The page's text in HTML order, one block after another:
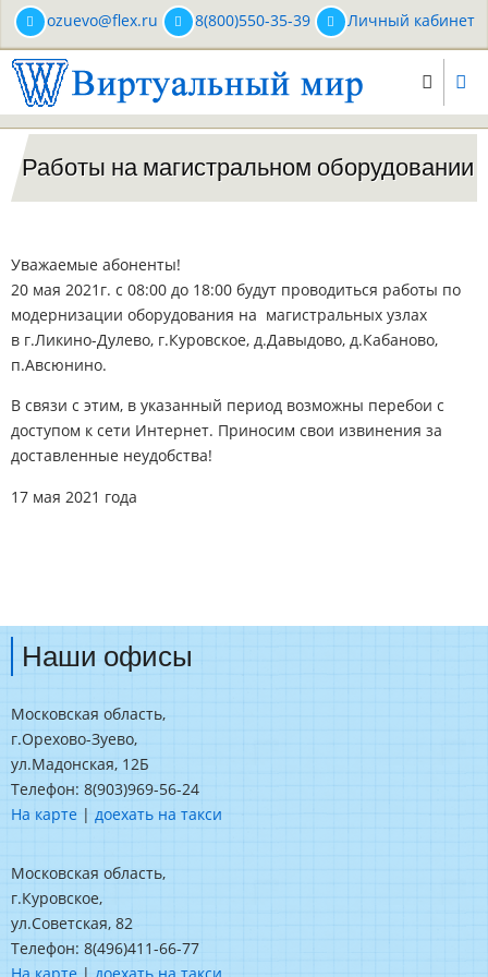
Перейти
основному
содержанию
ozuevo@flex.ru 8(800)550-35-39 Личный кабинет
Работы на магистральном оборудовании
Уважаемые абоненты!
20 мая 2021г. с 08:00 до 18:00 будут проводиться работы по
модернизации оборудования на магистральных узлах
в г.Ликино-Дулево, г.Куровское, д.Давыдово, д.Кабаново,
п.Авсюнино.
В связи с этим, в указанный период возможны перебои с
доступом к сети Интернет. Приносим свои извинения за
доставленные неудобства!
17 мая 2021 года
Наши офисы
Московская область,
г.Орехово-Зуево,
ул.Мадонская, 12Б
Телефон: 8(903)969-56-24
На карте | доехать на такси
Московская область,
г.Куровское,
ул.Советская, 82
Телефон: 8(496)411-66-77